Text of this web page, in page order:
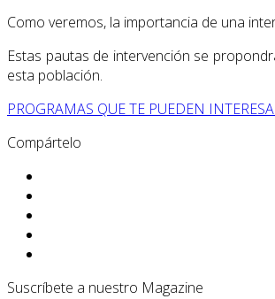
Como veremos, la importancia de una
Estas pautas de intervención se
esta población.
PROGRAMAS QUE TE PUEDEN
Compártelo
Suscríbete a nuestro Magazine